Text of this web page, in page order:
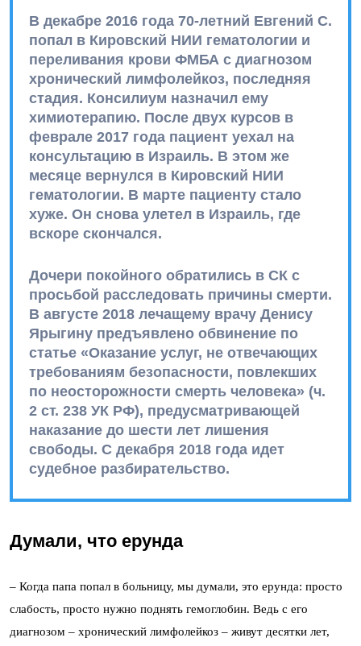
В декабре 2016 года 70-летний Евгений С.
попал в Кировский НИИ гематологии и
переливания крови ФМБА с диагнозом
хронический лимфолейкоз, последняя
стадия. Консилиум назначил ему
химиотерапию. После двух курсов в
феврале 2017 года пациент уехал на
консультацию в Израиль. В этом же
месяце вернулся в Кировский НИИ
гематологии. В марте пациенту стало
хуже. Он снова улетел в Израиль, где
вскоре скончался.
Дочери покойного обратились в СК с
просьбой расследовать причины смерти.
В августе 2018 лечащему врачу Денису
Ярыгину предъявлено обвинение по
статье «Оказание услуг, не отвечающих
требованиям безопасности, повлекших
по неосторожности смерть человека» (ч.
2 ст. 238 УК РФ), предусматривающей
наказание до шести лет лишения
свободы. С декабря 2018 года идет
судебное разбирательство.
Думали, что ерунда
– Когда папа попал в больницу, мы думали, это ерунда: просто
слабость, просто нужно поднять гемоглобин. Ведь с его
диагнозом – хронический лимфолейкоз – живут десятки лет,